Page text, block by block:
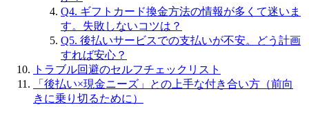
Q4. ギフトカード換金方法の情報が多くて迷いま
す。失敗しないコツは？
Q5. 後払いサービスでの支払いが不安。どう計画
すれば安心？
トラブル回避のセルフチェックリスト
「後払い×現金ニーズ」との上手な付き合い方（前向
きに乗り切るために）